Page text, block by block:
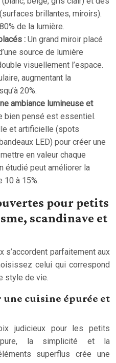
brillantes, miroirs).
de la lumière.
: Un grand miroir placé
source de lumière
visuellement l’espace.
augmentant la
20%.
ambiance lumineuse et
bien pensé est essentiel.
et artificielle (spots
LED) pour créer une
en valeur chaque
étudié peut améliorer la
10 à 15%.
pour petits
scandinave et
s’accordent parfaitement aux
celui qui correspond
style de vie.
cuisine épurée et
judicieux pour les petits
la simplicité et la
superflus crée une